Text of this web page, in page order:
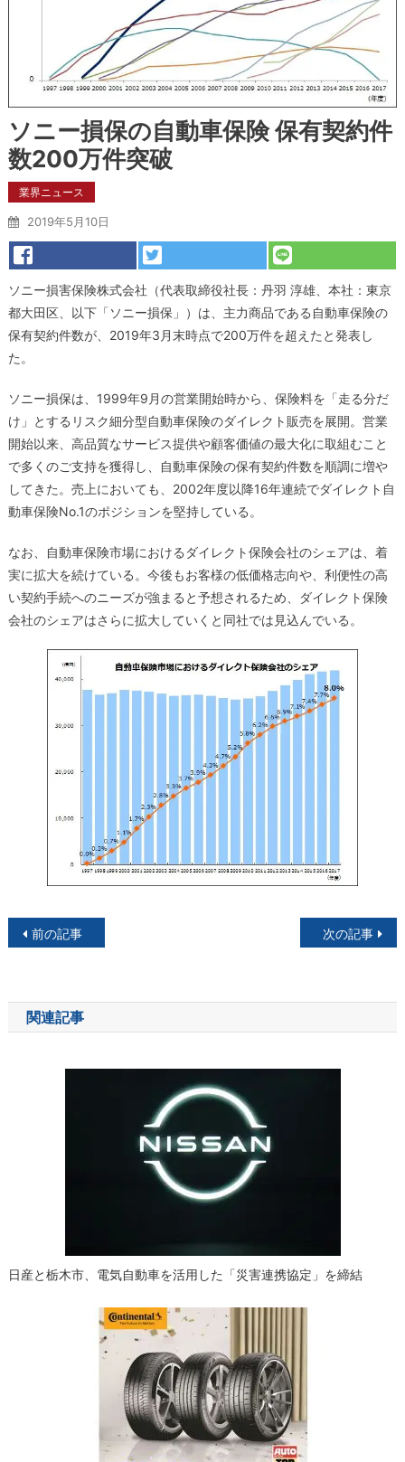
ソニー損保の自動車保険 保有契約件
数200万件突破
業界ニュース
2019年5月10日
ソニー損害保険株式会社（代表取締役社長：丹羽 淳雄、本社：東京
都大田区、以下「ソニー損保」）は、主力商品である自動車保険の
保有契約件数が、2019年3月末時点で200万件を超えたと発表し
た。
ソニー損保は、1999年9月の営業開始時から、保険料を「走る分だ
け」とするリスク細分型自動車保険のダイレクト販売を展開。営業
開始以来、高品質なサービス提供や顧客価値の最大化に取組むこと
で多くのご支持を獲得し、自動車保険の保有契約件数を順調に増や
してきた。売上においても、2002年度以降16年連続でダイレクト自
動車保険No.1のポジションを堅持している。
なお、自動車保険市場におけるダイレクト保険会社のシェアは、着
実に拡大を続けている。今後もお客様の低価格志向や、利便性の高
い契約手続へのニーズが強まると予想されるため、ダイレクト保険
会社のシェアはさらに拡大していくと同社では見込んでいる。
投
ナ
ビ
前の記事 次の記事
関連記事
日産と栃木市、電気自動車を活用した「災害連携協定」を締結